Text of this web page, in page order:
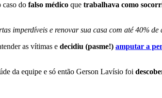
caso do falso médico que trabalhava como
imperdíveis e renovar sua casa com até 40% de
as vítimas e decidiu (pasme!) amputar a
da equipe e só então Gerson Lavísio foi